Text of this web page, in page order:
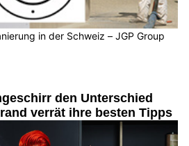
in der Schweiz – JGP Group
den Unterschied
verrät ihre besten Tipps